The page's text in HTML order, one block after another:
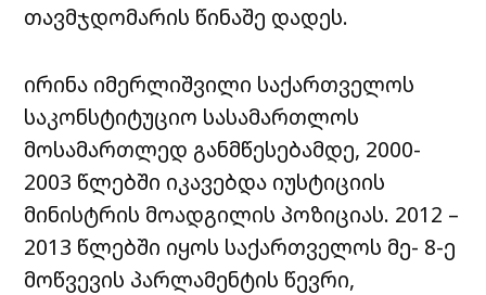
თავმჯდომარის წინაშე დადეს.
ირინა იმერლიშვილი საქართველოს
საკონსტიტუციო სასამართლოს
მოსამართლედ განმწესებამდე, 2000-
2003 წლებში იკავებდა იუსტიციის
მინისტრის მოადგილის პოზიციას. 2012 –
2013 წლებში იყოს საქართველოს მე- 8-ე
მოწვევის პარლამენტის წევრი,